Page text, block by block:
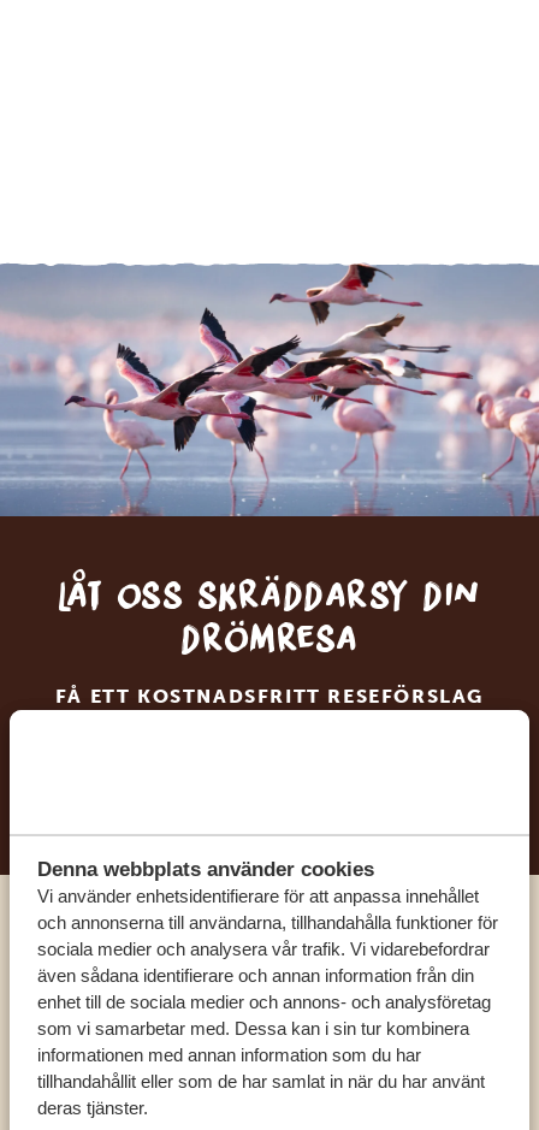
Denna webbplats använder cookies
Vi använder enhetsidentifierare för att anpassa innehållet
och annonserna till användarna, tillhandahålla funktioner för
sociala medier och analysera vår trafik. Vi vidarebefordrar
även sådana identifierare och annan information från din
enhet till de sociala medier och annons- och analysföretag
som vi samarbetar med. Dessa kan i sin tur kombinera
informationen med annan information som du har
tillhandahållit eller som de har samlat in när du har använt
deras tjänster.
Låt oss skräddarsy din
drömresa
FÅ ETT KOSTNADSFRITT RESEFÖRSLAG
Ring en av våra experter
VÅRA SPECIALISTER FINNS HÄR FÖR ATT
HJÄLPA DIG